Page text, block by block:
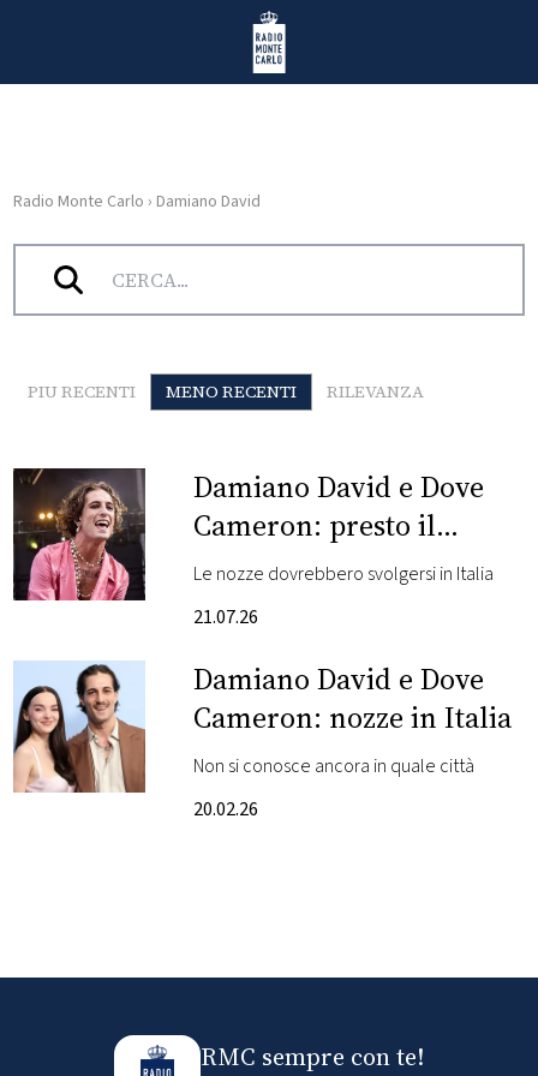
Radio Monte Carlo
HOME
RADIO
NEWS
FOTO
CONCORSI
EVENTI
VIDEO
Radio Monte Carlo › Damiano David
Tag:Damiano David
PIU RECENTI MENO RECENTI RILEVANZA
Damiano David e Dove
Cameron: presto il
matrimonio
Le nozze dovrebbero svolgersi in Italia
21.07.26
Damiano David e Dove
Cameron: nozze in Italia
Non si conosce ancora in quale città
20.02.26
RMC sempre con te!